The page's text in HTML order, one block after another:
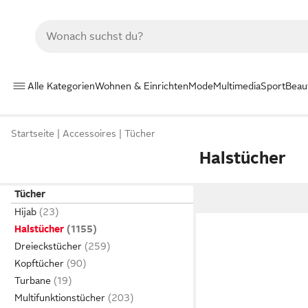
Alle KategorienWohnen & EinrichtenModeMultimediaSport
Startseite Accessoires Tücher
Halstücher
Tücher
Hijab
Halstücher
Dreieckstücher
Kopftücher
Turbane
Multifunktionstücher